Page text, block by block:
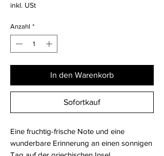
inkl. USt
Anzahl *
In den Warenkorb
Sofortkauf
Eine fruchtig-frische Note und eine
wunderbare Erinnerung an einen sonnigen